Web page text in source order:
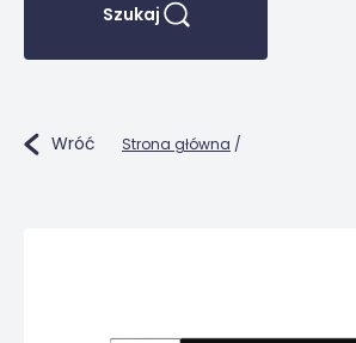
Szukaj
Wróć Strona główna /